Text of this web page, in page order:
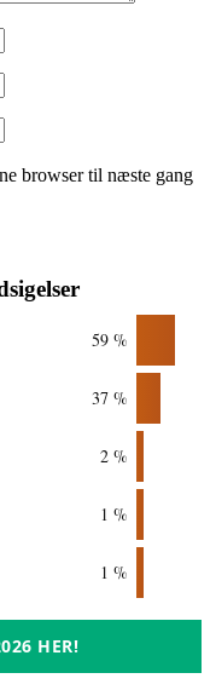
browser til næste gang
59 %
37 %
2 %
1 %
1 %
HER!